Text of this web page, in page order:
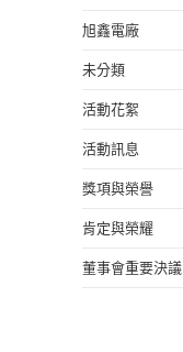
旭鑫電廠
未分類
活動花絮
活動訊息
獎項與榮譽
肯定與榮耀
董事會重要決議